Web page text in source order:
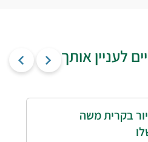
לעניין אותך
בקרית משה